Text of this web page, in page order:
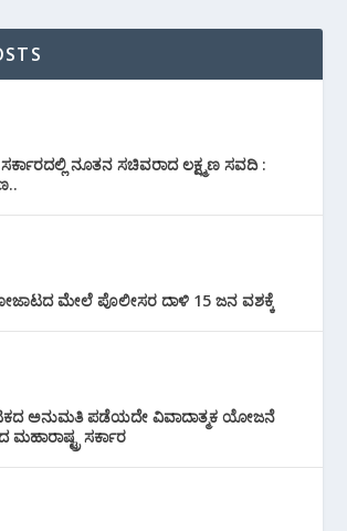
ನೂತನ ಸಚಿವರಾದ ಲಕ್ಷ್ಮಣ ಸವದಿ :
ಮೇಲೆ ಪೊಲೀಸರ ದಾಳಿ 15 ಜನ ವಶಕ್ಕೆ
ಅನುಮತಿ ಪಡೆಯದೇ ವಿವಾದಾತ್ಮಕ ಯೋಜನೆ
ಸರ್ಕಾರ